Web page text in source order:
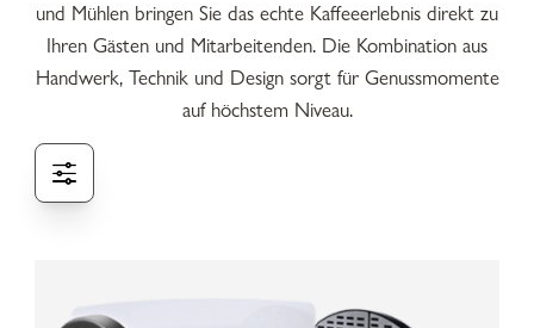
und Mühlen bringen Sie das echte Kaffeeerlebnis direkt zu
Ihren Gästen und Mitarbeitenden. Die Kombination aus
Handwerk, Technik und Design sorgt für Genussmomente
auf höchstem Niveau.